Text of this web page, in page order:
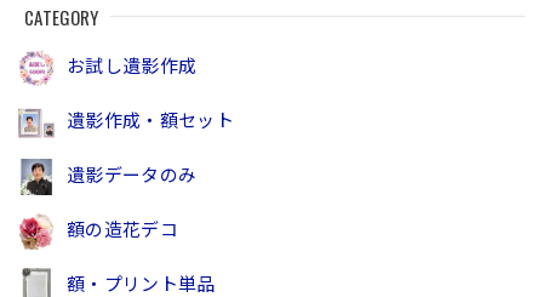
CATEGORY
お試し遺影作成
遺影作成・額セット
遺影データのみ
額の造花デコ
額・プリント単品